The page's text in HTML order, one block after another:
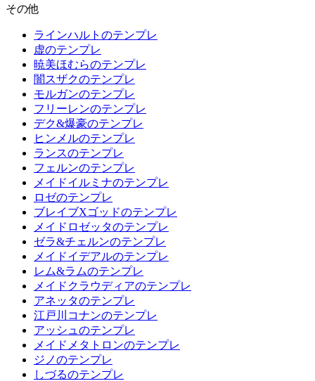
その他
ラインハルトのテンプレ
虚のテンプレ
暁美ほむらのテンプレ
闇スザクのテンプレ
モルガンのテンプレ
フリーレンのテンプレ
デク&爆豪のテンプレ
ヒンメルのテンプレ
ランスのテンプレ
フェルンのテンプレ
メイドイルミナのテンプレ
ロゼのテンプレ
ブレイブXゴッドのテンプレ
メイドロゼッタのテンプレ
ゼラ&チェルンのテンプレ
メイドイデアルのテンプレ
レム&ラムのテンプレ
メイドクラウディアのテンプレ
アネッタのテンプレ
江戸川コナンのテンプレ
アッシュのテンプレ
メイドメタトロンのテンプレ
ジノのテンプレ
しづるのテンプレ